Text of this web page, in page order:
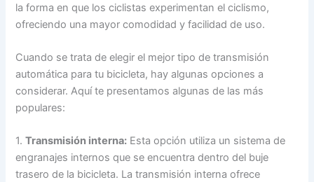
la forma en que los ciclistas experimentan el ciclismo,
ofreciendo una mayor comodidad y facilidad de uso.
Cuando se trata de elegir el mejor tipo de transmisión
automática para tu bicicleta, hay algunas opciones a
considerar. Aquí te presentamos algunas de las más
populares:
1.Transmisión interna: Esta opción utiliza un sistema de
engranajes internos que se encuentra dentro del buje
trasero de la bicicleta. La transmisión interna ofrece